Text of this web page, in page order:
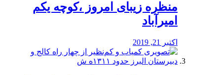
منظره‌‌ زیبای امروز ،کوچه یکم
امیرآباد
اکتبر 21, 2019